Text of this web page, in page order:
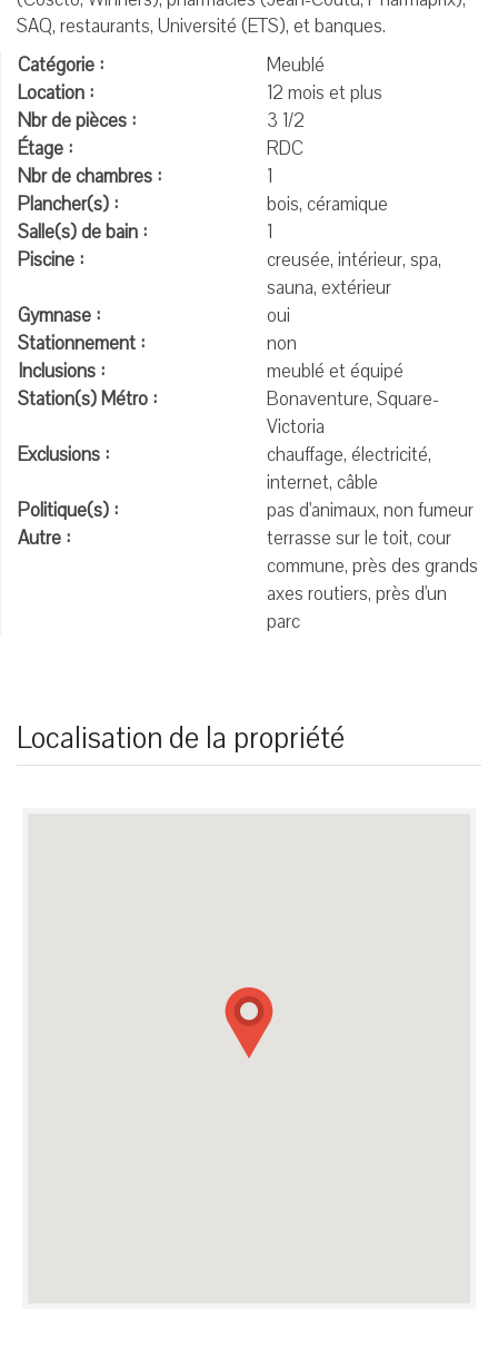
SAQ, restaurants, Université (ETS), et banques.
Catégorie :
Meublé
Location :
12 mois et plus
Nbr de pièces :
3 1/2
Étage :
RDC
Nbr de chambres :
1
Plancher(s) :
bois, céramique
Salle(s) de bain :
1
Piscine :
creusée, intérieur, spa,
sauna, extérieur
Gymnase :
oui
Stationnement :
non
Inclusions :
meublé et équipé
Station(s) Métro :
Bonaventure, Square-
Victoria
Exclusions :
chauffage, électricité,
internet, câble
Politique(s) :
pas d'animaux, non fumeur
Autre :
terrasse sur le toit, cour
commune, près des grands
axes routiers, près d'un
parc
Localisation de la propriété